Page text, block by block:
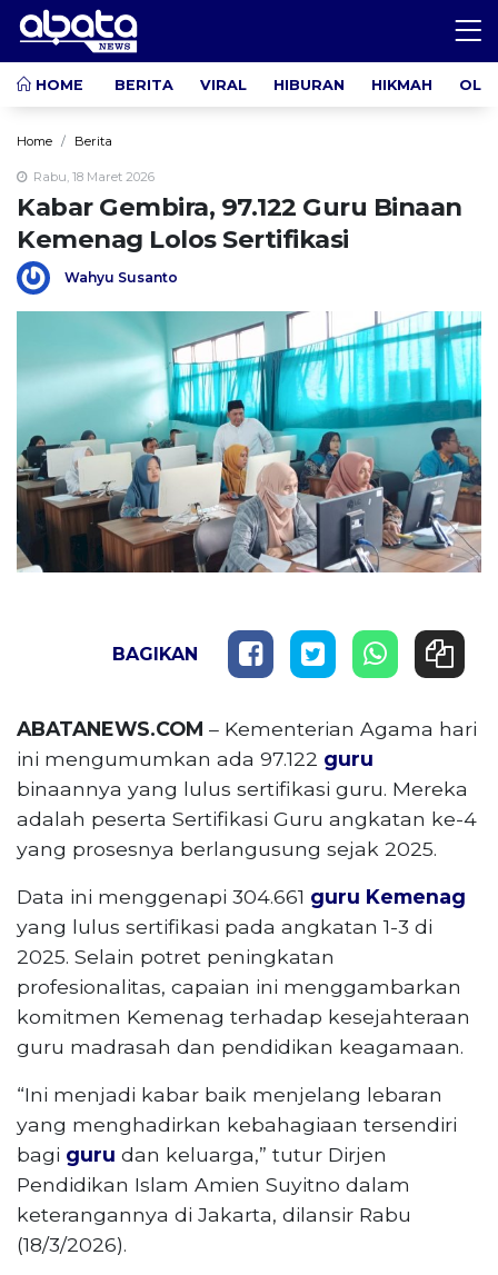
HOME BERITA VIRAL HIBURAN HIKMAH
Home Berita
Rabu, 18 Maret 2026
Kabar Gembira, 97.122 Guru Binaan
Kemenag Lolos Sertifikasi
Wahyu Susanto
BAGIKAN
ABATANEWS.COM – Kementerian Agama hari
ini mengumumkan ada 97.122 guru
binaannya yang lulus sertifikasi guru. Mereka
adalah peserta Sertifikasi Guru angkatan ke-4
yang prosesnya berlangusung sejak 2025.
Data ini menggenapi 304.661 guru Kemenag
yang lulus sertifikasi pada angkatan 1-3 di
2025. Selain potret peningkatan
profesionalitas, capaian ini menggambarkan
komitmen Kemenag terhadap kesejahteraan
guru madrasah dan pendidikan keagamaan.
“Ini menjadi kabar baik menjelang lebaran
yang menghadirkan kebahagiaan tersendiri
bagi guru dan keluarga,” tutur Dirjen
Pendidikan Islam Amien Suyitno dalam
keterangannya di Jakarta, dilansir Rabu
(18/3/2026).